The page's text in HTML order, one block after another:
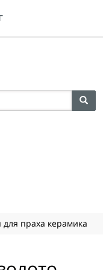
праха керамика